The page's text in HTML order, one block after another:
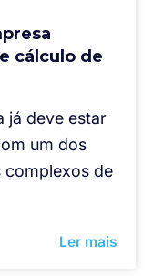
cálculo de
já deve estar
um dos
complexos de
Ler mais